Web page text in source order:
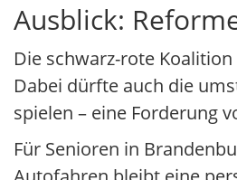
Ausblick:
Die schwarz-rote
Dabei dürfte auch die
spielen – eine Forderung
Für Senioren in